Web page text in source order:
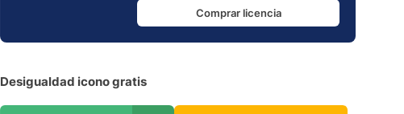
Comprar licencia
Desigualdad icono gratis